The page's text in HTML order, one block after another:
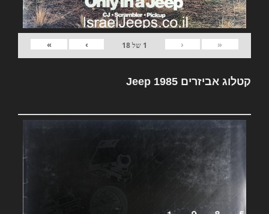
«
‹
1 של18
›
»
קטלוג אביזרים Jeep 1985